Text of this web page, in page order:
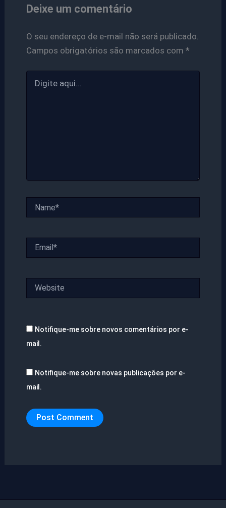
Deixe um comentário
O seu endereço de e-mail não será publicado.
Campos obrigatórios são marcados com *
aqui...
Notifique-me sobre novos comentários por e-
mail.
Notifique-me sobre novas publicações por e-
mail.